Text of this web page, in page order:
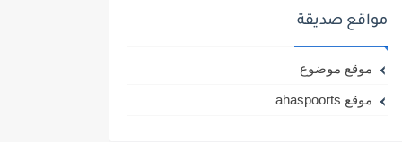
مواقع صديقة
موقع موضوع
موقع ahaspoorts